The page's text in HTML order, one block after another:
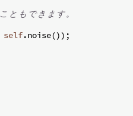
こ と も で き ま す。
self.noise()) ;